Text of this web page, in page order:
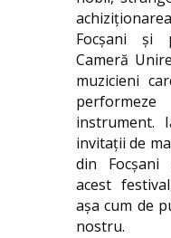
Focșani și
Cameră
muzicieni
instrument.
invitații de
din Focșani
acest
așa cum de
nostru.